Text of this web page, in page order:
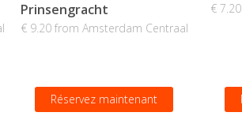
Prinsengracht
€ 9.20 from Amsterdam Centraal
Réservez maintenant
€